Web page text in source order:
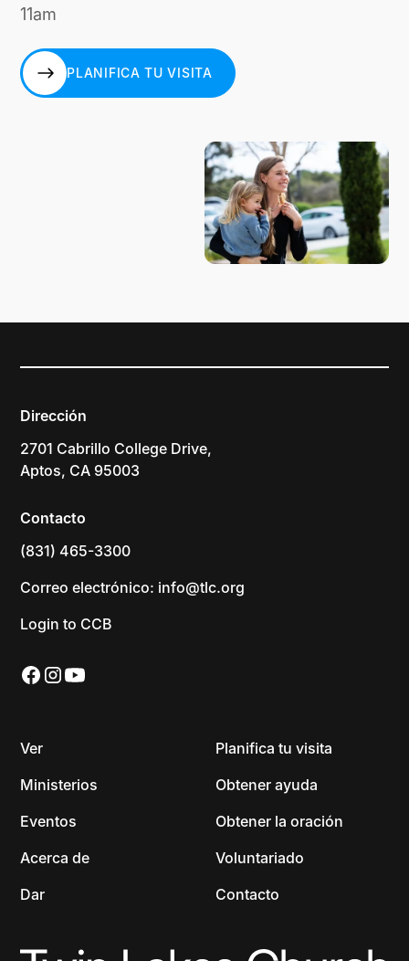
11am
PLANIFICA TU VISITA
Dirección
2701 Cabrillo College Drive,
Aptos, CA 95003
Contacto
(831) 465-3300
Correo electrónico: info@tlc.org
Login to CCB
Ver
Ministerios
Eventos
Acerca de
Dar
Planifica tu visita
Obtener ayuda
Obtener la oración
Voluntariado
Contacto